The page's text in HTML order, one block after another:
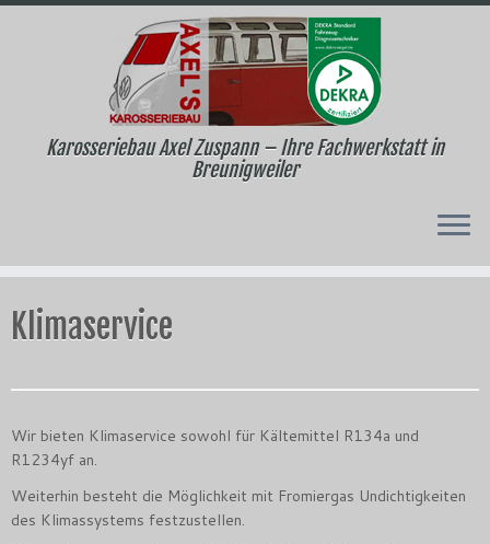
Inhalt
springen
Karosseriebau Axel Zuspann – Ihre Fachwerkstatt in
Breunigweiler
Klimaservice
Wir bieten Klimaservice sowohl für Kältemittel R134a und
R1234yf an.
Weiterhin besteht die Möglichkeit mit Fromiergas Undichtigkeiten
des Klimassystems festzustellen.